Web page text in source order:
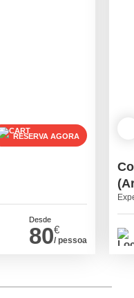
RESERVA AGORA
Desde
80€
/ pessoa